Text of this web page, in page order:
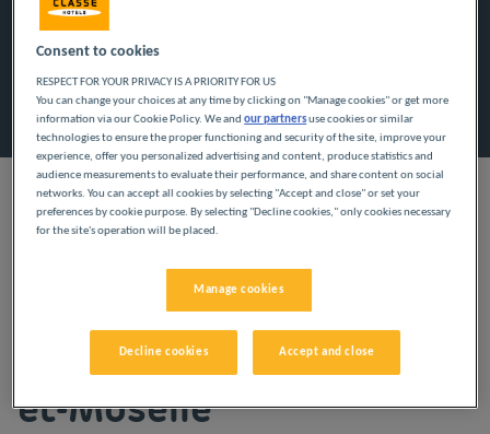
Rechercher
Ajouter un code
Moselle vous proposent des chambres tout confort pour votre
séjour seul, à deux ou à plusieurs.
Nos villes en Meurthe-
et-Moselle
Consent to cookies
RESPECT FOR YOUR PRIVACY IS A PRIORITY FOR US
You can change your choices at any time by clicking on "Manage cookies" or get more
information via our Cookie Policy. We andour partnersuse cookies or similar
technologies to ensure the proper functioning and security of the site, improve your
experience, offer you personalized advertising and content, produce statistics and
audience measurements to evaluate their performance, and share content on social
networks. You can accept all cookies by selecting "Accept and close" or set your
preferences by cookie purpose. By selecting "Decline cookies," only cookies necessary
for the site's operation will be placed.
Manage cookies
Decline cookies Accept and close